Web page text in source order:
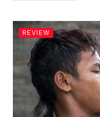
REVIEW